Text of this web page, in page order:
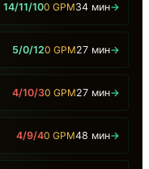
14/11/100 GPM34 мин→
5/0/120 GPM27 мин→
4/10/30 GPM27 мин→
4/9/40 GPM48 мин→